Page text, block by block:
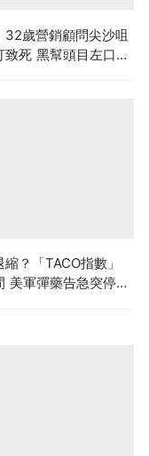
32歲營銷顧問尖沙咀
死 黑幫頭目左口落
？「TACO指數」
美軍彈藥告急突停火